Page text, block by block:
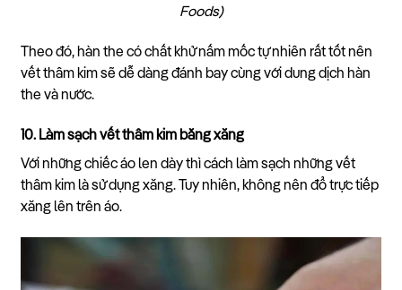
Foods)
Theo đó, hàn the có chất khử nấm mốc tự nhiên rất tốt nên
vết thâm kim sẽ dễ dàng đánh bay cùng với dung dịch hàn
the và nước.
10. Làm sạch vết thâm kim bằng xăng
Với những chiếc áo len dày thì cách làm sạch những vết
thâm kim là sử dụng xăng. Tuy nhiên, không nên đổ trực tiếp
xăng lên trên áo.